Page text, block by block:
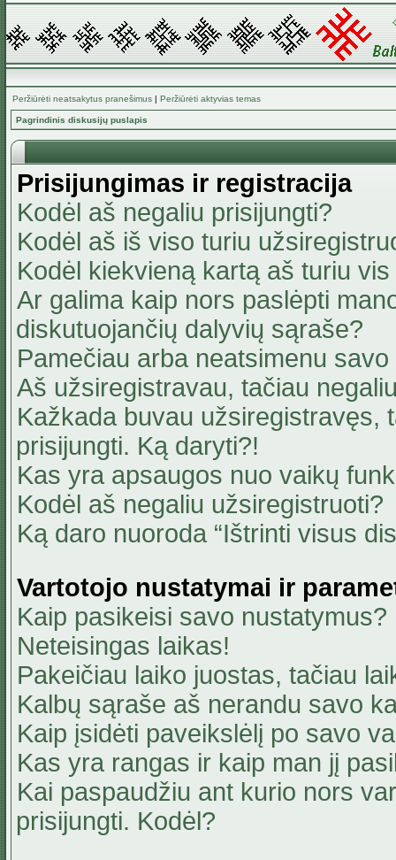
Peržiūrėti neatsakytus pranešimus | Peržiūrėti aktyvias temas
Pagrindinis diskusijų puslapis
Prisijungimas ir registracija
Kodėl aš negaliu prisijungti?
Kodėl aš iš viso turiu
Kodėl kiekvieną kartą aš turiu
Ar galima kaip nors paslėpti
diskutuojančių dalyvių sąraše?
Pamečiau arba neatsimenu
Aš užsiregistravau, tačiau
Kažkada buvau užsiregistravęs,
prisijungti. Ką daryti?!
Kas yra apsaugos nuo vaikų
Kodėl aš negaliu užsiregistruoti?
Ką daro nuoroda “Ištrinti visus
Vartotojo nustatymai ir
Kaip pasikeisi savo nustatymus?
Neteisingas laikas!
Pakeičiau laiko juostas, tačiau
Kalbų sąraše aš nerandu savo
Kaip įsidėti paveikslėlį po savo
Kas yra rangas ir kaip man jį
Kai paspaudžiu ant kurio nors
prisijungti. Kodėl?